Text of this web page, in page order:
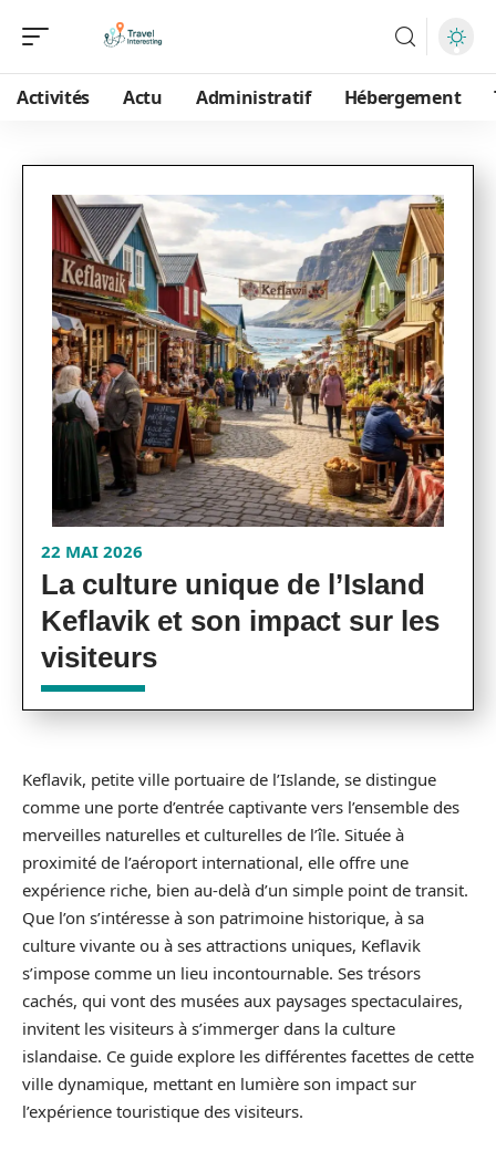
Activités Actu Administratif Hébergement
22 MAI 2026
La culture unique de l’Island
Keflavik et son impact sur les
visiteurs
Keflavik, petite ville portuaire de l’Islande, se distingue
comme une porte d’entrée captivante vers l’ensemble des
merveilles naturelles et culturelles de l’île. Située à
proximité de l’aéroport international, elle offre une
expérience riche, bien au-delà d’un simple point de transit.
Que l’on s’intéresse à son patrimoine historique, à sa
culture vivante ou à ses attractions uniques, Keflavik
s’impose comme un lieu incontournable. Ses trésors
cachés, qui vont des musées aux paysages spectaculaires,
invitent les visiteurs à s’immerger dans la culture
islandaise. Ce guide explore les différentes facettes de cette
ville dynamique, mettant en lumière son impact sur
l’expérience touristique des visiteurs.